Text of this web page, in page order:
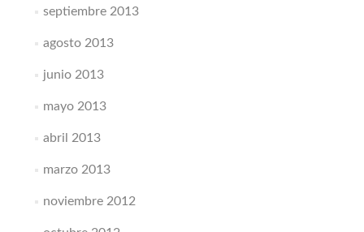
septiembre 2013
agosto 2013
junio 2013
mayo 2013
abril 2013
marzo 2013
noviembre 2012